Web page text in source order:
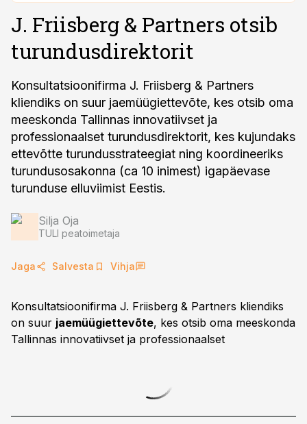
J. Friisberg & Partners otsib
turundusdirektorit
Konsultatsioonifirma J. Friisberg & Partners
kliendiks on suur jaemüügiettevõte, kes otsib oma
meeskonda Tallinnas innovatiivset ja
professionaalset turundusdirektorit, kes kujundaks
ettevõtte turundusstrateegiat ning koordineeriks
turundusosakonna (ca 10 inimest) igapäevase
turunduse elluviimist Eestis.
Silja Oja
TULI peatoimetaja
Jaga Salvesta Vihja
Konsultatsioonifirma J. Friisberg & Partners kliendiks
on suur jaemüügiettevõte, kes otsib oma meeskonda
Tallinnas innovatiivset ja professionaalset